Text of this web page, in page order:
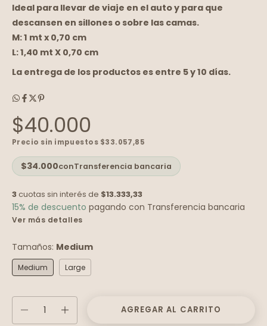
Ideal para llevar de viaje en el auto y para que
descansen en sillones o sobre las camas.
M: 1 mt x 0,70 cm
L: 1,40 mt X 0,70 cm
La entrega de los productos es entre 5 y 10 días.
$40.000
Precio sin impuestos $33.057,85
$34.000conTransferencia bancaria
3 cuotas sin interés de $13.333,33
15% de descuento pagando con Transferencia bancaria
Ver más detalles
Tamaños: Medium
Medium Large